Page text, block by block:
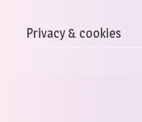
Privacy & cookies